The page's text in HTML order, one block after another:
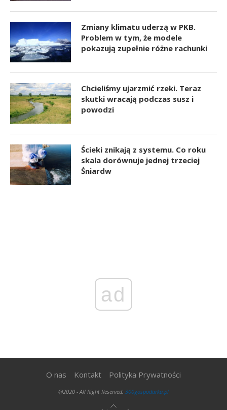
Zmiany klimatu uderzą w PKB.
Problem w tym, że modele
pokazują zupełnie różne rachunki
Chcieliśmy ujarzmić rzeki. Teraz
skutki wracają podczas susz i
powodzi
Ścieki znikają z systemu. Co roku
skala dorównuje jednej trzeciej
Śniardw
ad
O nas Kontakt Polityka Prywatności
@2020 - All Right Reserved. 300gospodarka.pl